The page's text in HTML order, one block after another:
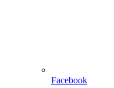
Facebook